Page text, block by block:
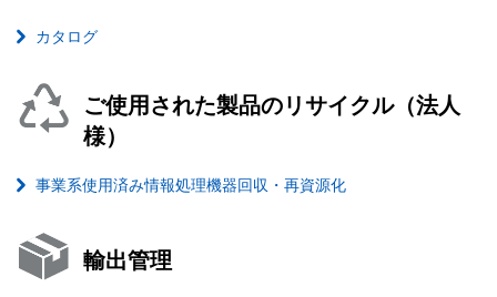
カタログ
ご使用された製品のリサイクル（法人
様）
事業系使用済み情報処理機器回収・再資源化
輸出管理